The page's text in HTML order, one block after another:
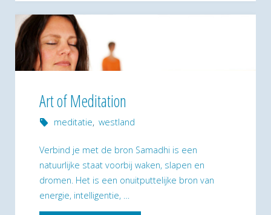
weg
binnen:
Open
Dag
bij
Spiritueel
Lichthuis
Art of Meditation
meditatie, westland
Verbind je met de bron Samadhi is een
natuurlijke staat voorbij waken, slapen en
dromen. Het is een onuitputtelijke bron van
energie, intelligentie, …